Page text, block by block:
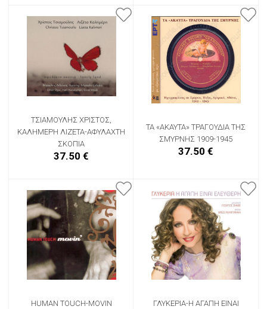
ΤΣΙΑΜΟΥΛΗΣ ΧΡΙΣΤΟΣ,
ΚΑΛΗΜΕΡΗ ΛΙΖΕΤΑ-ΑΦΥΛΑΧΤΗ
ΣΚΟΠΙΑ
37.50 €
ΤΑ «ΑΚΑΥΤΑ» ΤΡΑΓΟΥΔΙΑ ΤΗΣ
ΣΜΥΡΝΗΣ 1909-1945
37.50 €
HUMAN TOUCH-MOVIN
ΓΛΥΚΕΡΙΑ-Η ΑΓΑΠΗ ΕΙΝΑΙ